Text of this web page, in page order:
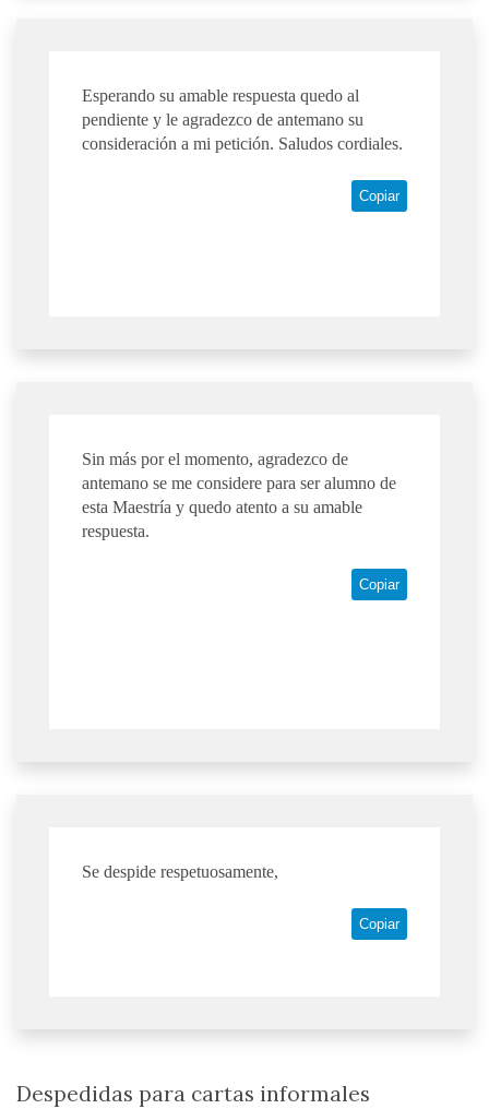
Esperando su amable respuesta quedo al
pendiente y le agradezco de antemano su
consideración a mi petición. Saludos cordiales.
Copiar
Sin más por el momento, agradezco de
antemano se me considere para ser alumno de
esta Maestría y quedo atento a su amable
respuesta.
Copiar
Se despide respetuosamente,
Copiar
Despedidas para cartas informales